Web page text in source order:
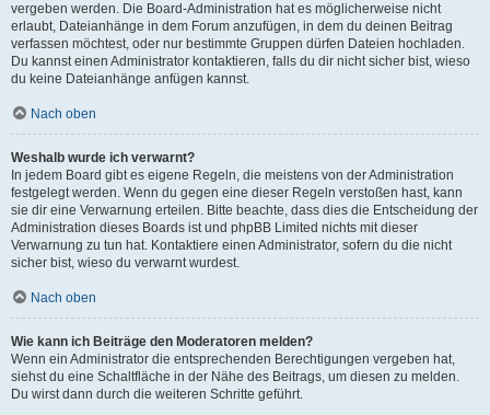
vergeben werden. Die Board-Administration hat es möglicherweise nicht
erlaubt, Dateianhänge in dem Forum anzufügen, in dem du deinen Beitrag
verfassen möchtest, oder nur bestimmte Gruppen dürfen Dateien hochladen.
Du kannst einen Administrator kontaktieren, falls du dir nicht sicher bist, wieso
du keine Dateianhänge anfügen kannst.
Nach oben
Weshalb wurde ich verwarnt?
In jedem Board gibt es eigene Regeln, die meistens von der Administration
festgelegt werden. Wenn du gegen eine dieser Regeln verstoßen hast, kann
sie dir eine Verwarnung erteilen. Bitte beachte, dass dies die Entscheidung der
Administration dieses Boards ist und phpBB Limited nichts mit dieser
Verwarnung zu tun hat. Kontaktiere einen Administrator, sofern du die nicht
sicher bist, wieso du verwarnt wurdest.
Nach oben
Wie kann ich Beiträge den Moderatoren melden?
Wenn ein Administrator die entsprechenden Berechtigungen vergeben hat,
siehst du eine Schaltfläche in der Nähe des Beitrags, um diesen zu melden.
Du wirst dann durch die weiteren Schritte geführt.